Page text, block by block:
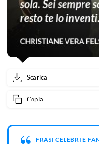
Scarica
Copia
FRASI CELEBRI E